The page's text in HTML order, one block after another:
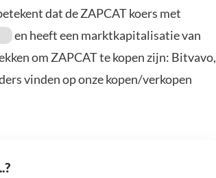
dat de ZAPCAT koers met
en heeft een marktkapitalisatie van
om ZAPCAT te kopen zijn: Bitvavo,
vinden op onze kopen/verkopen